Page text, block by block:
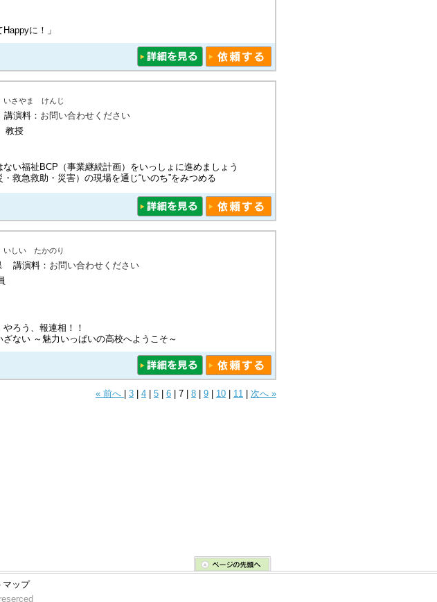
に！」
いさやま けんじ
演料： お問い合わせください
教授
い福祉BCP（事業継続計画）をいっしょに進めましょう
救急救助・災害）の現場を通じ“いのち”をみつめる
いしい たかのり
講演料： お問い合わせください
ろう、報連相！！
ない ～魅力いっぱいの高校へようこそ～
« 前へ 3 4 5 6 7 8 9 10 11 次へ »
マップ